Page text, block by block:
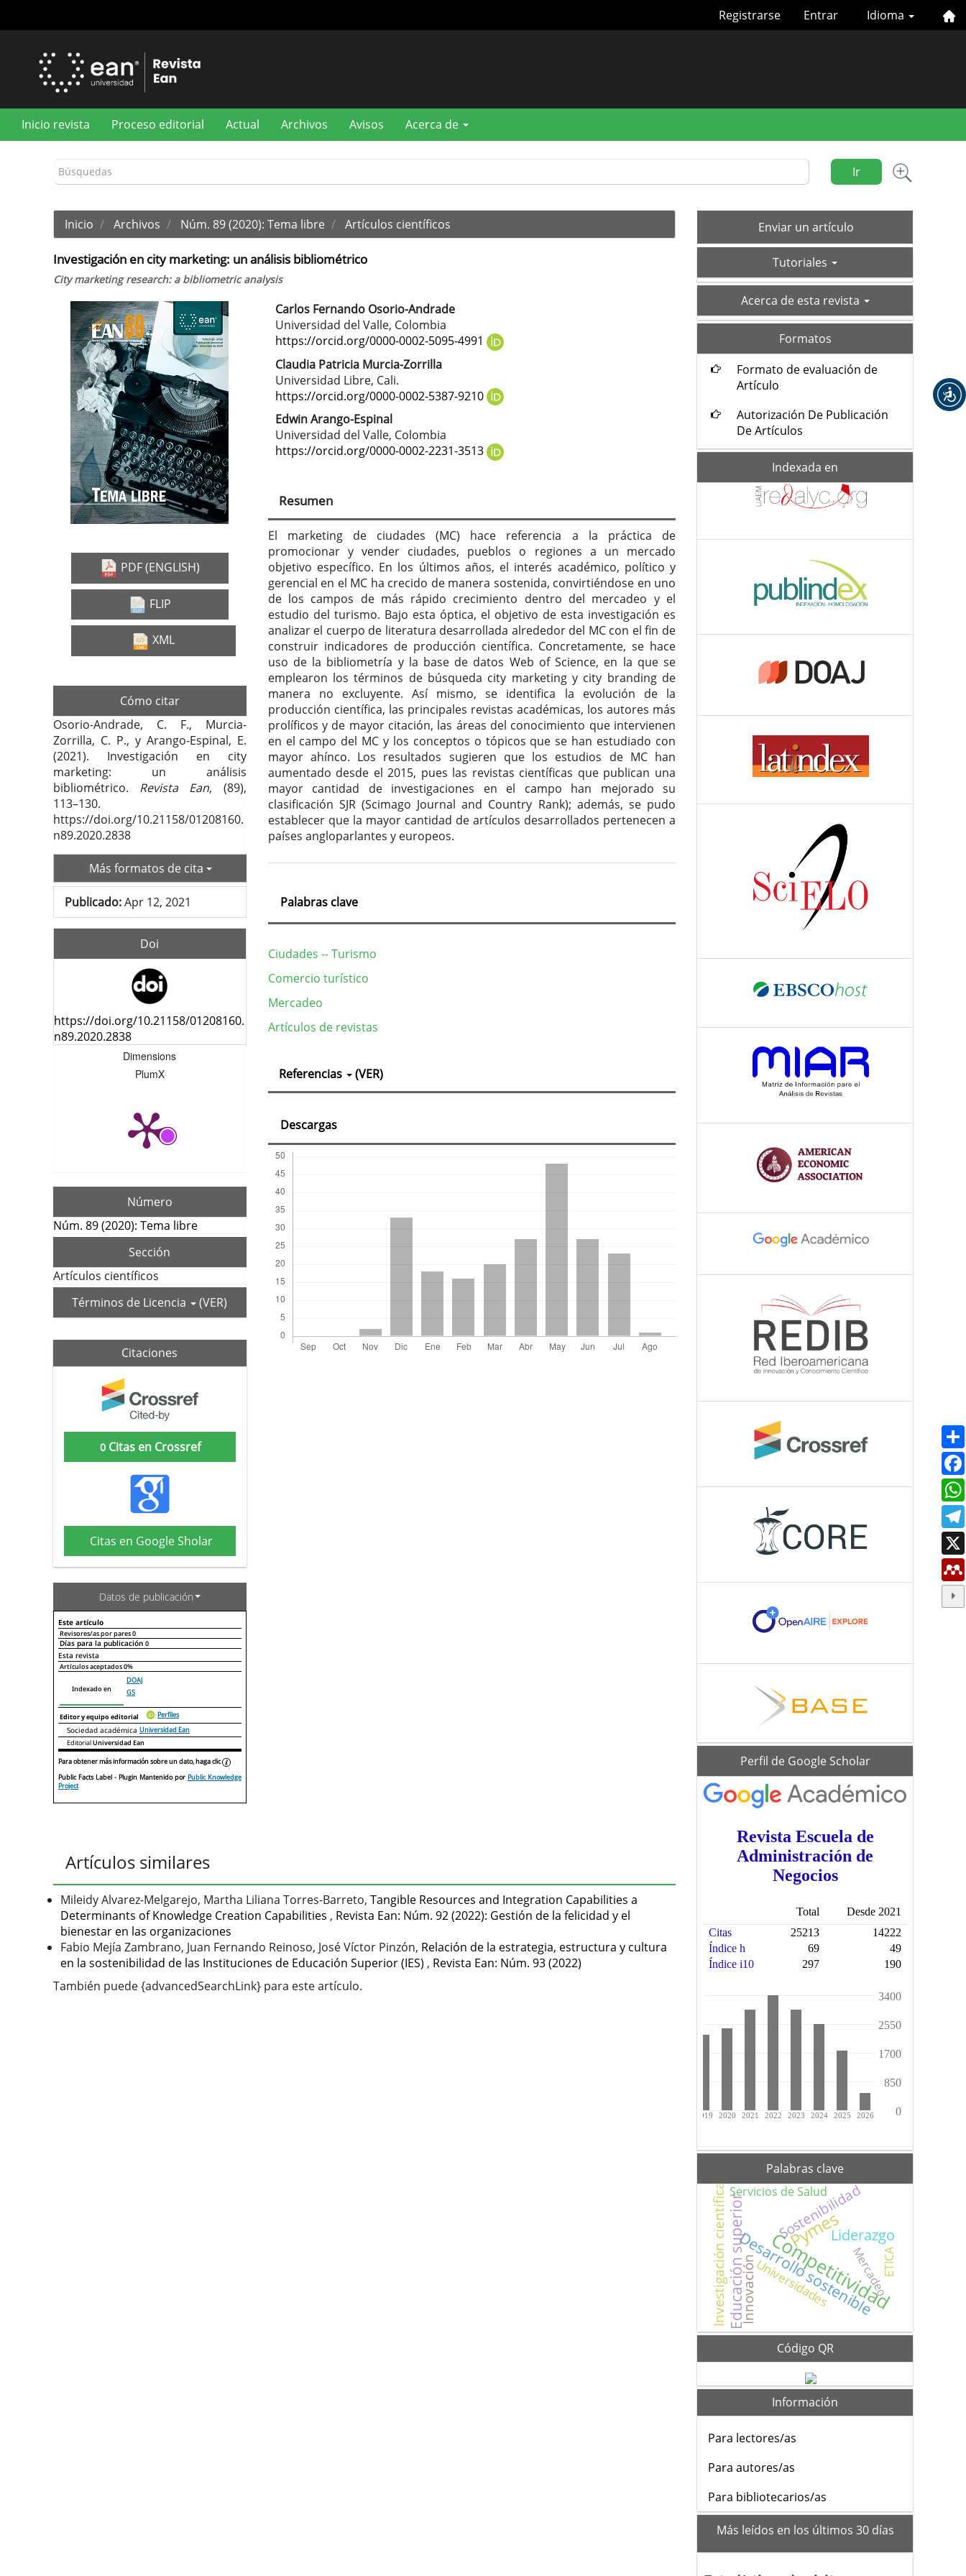
principal
Idioma
Registrarse Entrar
Inicio revista Proceso editorial Actual Archivos Avisos Acerca de
Ir
Inicio Archivos Núm. 89 (2020): Tema libre Artículos científicos
Investigación en city marketing: un análisis bibliométrico
City marketing research: a bibliometric analysis
Barra
lateral
del
artículo
PDF (ENGLISH)
FLIP
XML
Cómo citar
Osorio-Andrade, C. F., Murcia-
Zorrilla, C. P., y Arango-Espinal, E.
(2021). Investigación en city
marketing: un análisis
bibliométrico. Revista Ean, (89),
113–130.
https://doi.org/10.21158/01208160.
n89.2020.2838
Más formatos de cita
Publicado:Apr 12, 2021
Doi
https://doi.org/10.21158/01208160.
n89.2020.2838
Dimensions
PlumX
Número
Núm. 89 (2020): Tema libre
Sección
Artículos científicos
Términos de Licencia
(VER)
Citaciones
0Citas en Crossref
Citas en Google Sholar
Datos de publicación
Este artículo
Revisores/as por pares0
Días para la publicación 0
Declaraciones de autoría
Esta revista
Artículos aceptados0%
Indexado en
DOAJ
GS
Editor y equipo editorial Perfiles
Sociedad académica Universidad Ean
EditorialUniversidad Ean
Para obtener más información sobre un dato, haga clic
Public Facts Label- Plugin Mantenido por Public Knowledge
Project
Contenido
principal
del
artículo
Carlos Fernando Osorio-Andrade
Universidad del Valle, Colombia
https://orcid.org/0000-0002-5095-4991
Claudia Patricia Murcia-Zorrilla
Universidad Libre, Cali.
https://orcid.org/0000-0002-5387-9210
Edwin Arango-Espinal
Universidad del Valle, Colombia
https://orcid.org/0000-0002-2231-3513
Resumen
El marketing de ciudades (MC) hace referencia a la práctica de
promocionar y vender ciudades, pueblos o regiones a un mercado
objetivo específico. En los últimos años, el interés académico, político y
gerencial en el MC ha crecido de manera sostenida, convirtiéndose en uno
de los campos de más rápido crecimiento dentro del mercadeo y el
estudio del turismo. Bajo esta óptica, el objetivo de esta investigación es
analizar el cuerpo de literatura desarrollada alrededor del MC con el fin de
construir indicadores de producción científica. Concretamente, se hace
uso de la bibliometría y la base de datos Web of Science, en la que se
emplearon los términos de búsqueda city marketing y city branding de
manera no excluyente. Así mismo, se identifica la evolución de la
producción científica, las principales revistas académicas, los autores más
prolíficos y de mayor citación, las áreas del conocimiento que intervienen
en el campo del MC y los conceptos o tópicos que se han estudiado con
mayor ahínco. Los resultados sugieren que los estudios de MC han
aumentado desde el 2015, pues las revistas científicas que publican una
mayor cantidad de investigaciones en el campo han mejorado su
clasificación SJR (Scimago Journal and Country Rank); además, se pudo
establecer que la mayor cantidad de artículos desarrollados pertenecen a
países angloparlantes y europeos.
Palabras clave
Ciudades -- Turismo
Comercio turístico
Mercadeo
Artículos de revistas
Detalles
del
artículo
Referencias (VER)
Descargas
Artículos similares
Mileidy Alvarez-Melgarejo, Martha Liliana Torres-Barreto, Tangible Resources and Integration Capabilities a
Determinants of Knowledge Creation Capabilities , Revista Ean: Núm. 92 (2022): Gestión de la felicidad y el
bienestar en las organizaciones
Fabio Mejía Zambrano, Juan Fernando Reinoso, José Víctor Pinzón, Relación de la estrategia, estructura y cultura
en la sostenibilidad de las Instituciones de Educación Superior (IES) , Revista Ean: Núm. 93 (2022)
También puede {advancedSearchLink} para este artículo.
Enviar
un
Enviar un artículo
Tutoriales
acerca-Acerca de esta revista
Formatos
Formato de evaluación de
Artículo
Autorización De Publicación
De Artículos
Indexada en
scholarPerfil de Google Scholar
Palabras clave
Competitividad
Pymes
Desarrollo sostenible
Educación superior Liderazgo
Investigación científica Sostenibilidad
InnovaciónUniversidades MercadeoETICA
Servicios de Salud
Código QR
Información
Para lectores/as
Para autores/as
Para bibliotecarios/as
mas_vistos
Más leídos en los últimos 30 días